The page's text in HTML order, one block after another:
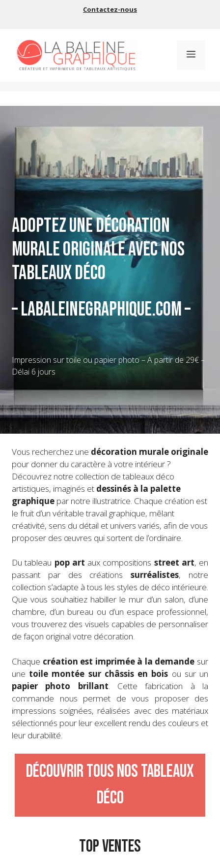
Contactez-nous
Menu
Adoptez une décoration
murale originale avec nos
tableaux déco
– Labaleinegraphique.com –
Impression sur toile ou papier photo – A partir de 29€ –
Délai 6 jours
Vous recherchez une décoration murale originale
pour donner du caractère à votre intérieur ?
Découvrez notre collection de tableaux déco
artistiques, imaginés et dessinés à la palette
graphique par notre illustratrice. Chaque création est
le fruit d’un véritable travail graphique, mêlant
créativité, sens du détail et univers variés, afin de vous
proposer des œuvres qui sortent de l’ordinaire.
Du tableau pop art aux compositions street art, en
passant par des créationssurréalistes, notre
collection s’adapte à tous les styles de déco intérieure.
Que vous souhaitiez habiller le mur d’un salon, d’une
chambre, d’un bureau ou d’un espace professionnel,
vous trouverez des visuels capables de personnaliser
de façon original votre décoration.
Chaque création est imprimée à la demande sur
une toile montée sur châssis en bois ou sur un
papier photo brillant. Cette fabrication à la
commande nous permet de vous proposer des
impressions soignées, réalisées avec des matériaux
sélectionnés pour leur excellent rendu des couleurs et
leur durabilité.
Découvrir tous nos tableaux
déco
TOP VENTES